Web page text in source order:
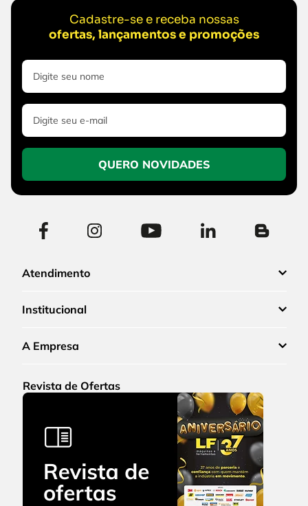
Cadastre-se e receba nossas
ofertas, lançamentos e promoções
QUERO NOVIDADES
Atendimento
Institucional
A Empresa
Revista de Ofertas